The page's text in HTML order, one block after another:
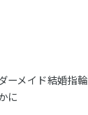
ーメイド結婚指
に